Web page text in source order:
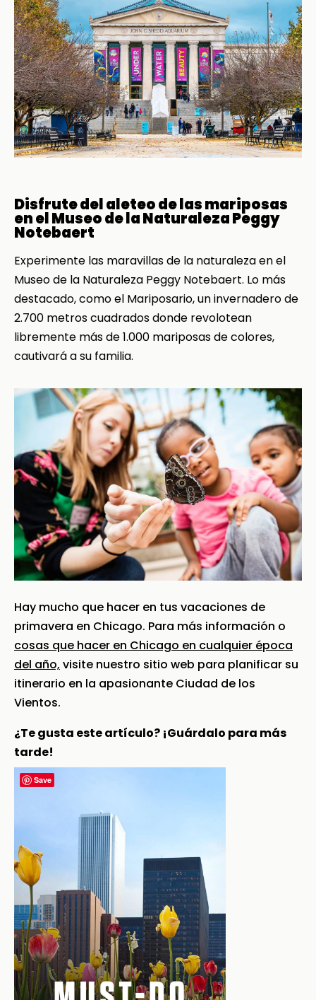
Disfrute del aleteo de las mariposas
en el Museo de la Naturaleza Peggy
Notebaert
Experimente las maravillas de la naturaleza en el
Museo de la Naturaleza Peggy Notebaert. Lo más
destacado, como el Mariposario, un invernadero de
2.700 metros cuadrados donde revolotean
libremente más de 1.000 mariposas de colores,
cautivará a su familia.
Hay mucho que hacer en tus vacaciones de
primavera en Chicago. Para más información o
cosas que hacer en Chicago en cualquier época
del año, visite nuestro sitio web para planificar su
itinerario en la apasionante Ciudad de los
Vientos.
¿Te gusta este artículo? ¡Guárdalo para más
tarde!
Save